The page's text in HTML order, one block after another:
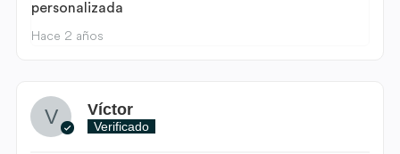
personalizada
Hace 2 años
Víctor
Verificado